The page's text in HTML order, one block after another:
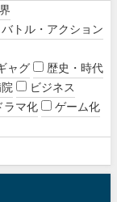
バトル・アクション
ャグ
歴史・時代
ビジネス
ラマ化
ゲーム化